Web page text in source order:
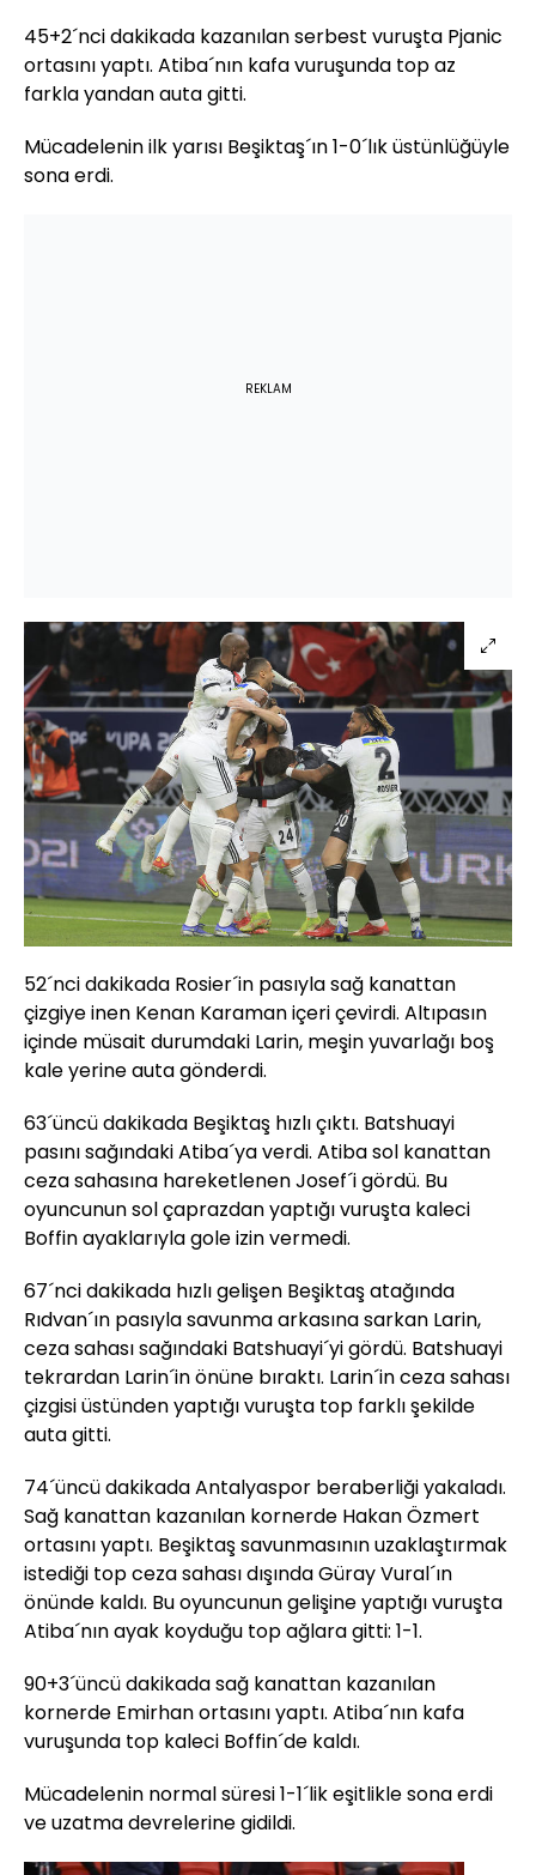
45+2´nci dakikada kazanılan serbest vuruşta Pjanic
ortasını yaptı. Atiba´nın kafa vuruşunda top az
farkla yandan auta gitti.
Mücadelenin ilk yarısı Beşiktaş´ın 1-0´lık üstünlüğüyle
sona erdi.
REKLAM
52´nci dakikada Rosier´in pasıyla sağ kanattan
çizgiye inen Kenan Karaman içeri çevirdi. Altıpasın
içinde müsait durumdaki Larin, meşin yuvarlağı boş
kale yerine auta gönderdi.
63´üncü dakikada Beşiktaş hızlı çıktı. Batshuayi
pasını sağındaki Atiba´ya verdi. Atiba sol kanattan
ceza sahasına hareketlenen Josef´i gördü. Bu
oyuncunun sol çaprazdan yaptığı vuruşta kaleci
Boffin ayaklarıyla gole izin vermedi.
67´nci dakikada hızlı gelişen Beşiktaş atağında
Rıdvan´ın pasıyla savunma arkasına sarkan Larin,
ceza sahası sağındaki Batshuayi´yi gördü. Batshuayi
tekrardan Larin´in önüne bıraktı. Larin´in ceza sahası
çizgisi üstünden yaptığı vuruşta top farklı şekilde
auta gitti.
74´üncü dakikada Antalyaspor beraberliği yakaladı.
Sağ kanattan kazanılan kornerde Hakan Özmert
ortasını yaptı. Beşiktaş savunmasının uzaklaştırmak
istediği top ceza sahası dışında Güray Vural´ın
önünde kaldı. Bu oyuncunun gelişine yaptığı vuruşta
Atiba´nın ayak koyduğu top ağlara gitti: 1-1.
90+3´üncü dakikada sağ kanattan kazanılan
kornerde Emirhan ortasını yaptı. Atiba´nın kafa
vuruşunda top kaleci Boffin´de kaldı.
Mücadelenin normal süresi 1-1´lik eşitlikle sona erdi
ve uzatma devrelerine gidildi.